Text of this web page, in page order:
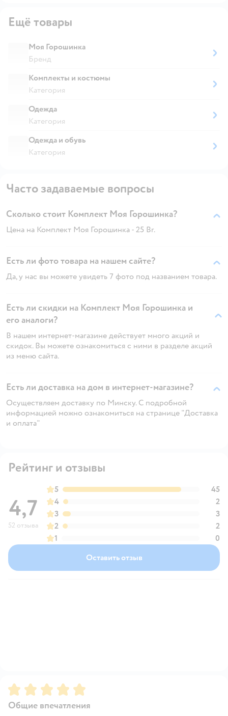
Ещё товары
Моя Горошинка
Бренд
Комплекты и костюмы
Категория
Одежда
Категория
Одежда и обувь
Категория
Часто задаваемые вопросы
Сколько стоит Комплект Моя Горошинка?
Цена на Комплект Моя Горошинка - 25 Br.
Есть ли фото товара на нашем сайте?
Да, у нас вы можете увидеть 7 фото под названием товара.
Есть ли скидки на Комплект Моя Горошинка и
его аналоги?
В нашем интернет-магазине действует много акций и
скидок. Вы можете ознакомиться с ними в разделе акций
из меню сайта.
Есть ли доставка на дом в интернет-магазине?
Осуществляем доставку по Минску. С подробной
информацией можно ознакомиться на странице "Доставка
и оплата"
Рейтинг и отзывы
4,7
52 отзыва
5
45
4
2
3
3
2
2
1
0
Оставить отзыв
Рейтинг:5
Общие впечатления